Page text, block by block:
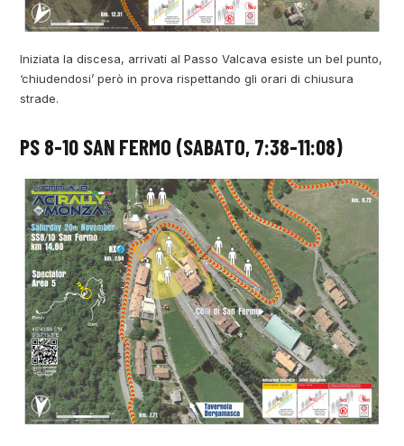
Iniziata la discesa, arrivati al Passo Valcava esiste un bel punto,
‘chiudendosi’ però in prova rispettando gli orari di chiusura
strade.
PS 8-10 SAN FERMO (SABATO, 7:38-11:08)